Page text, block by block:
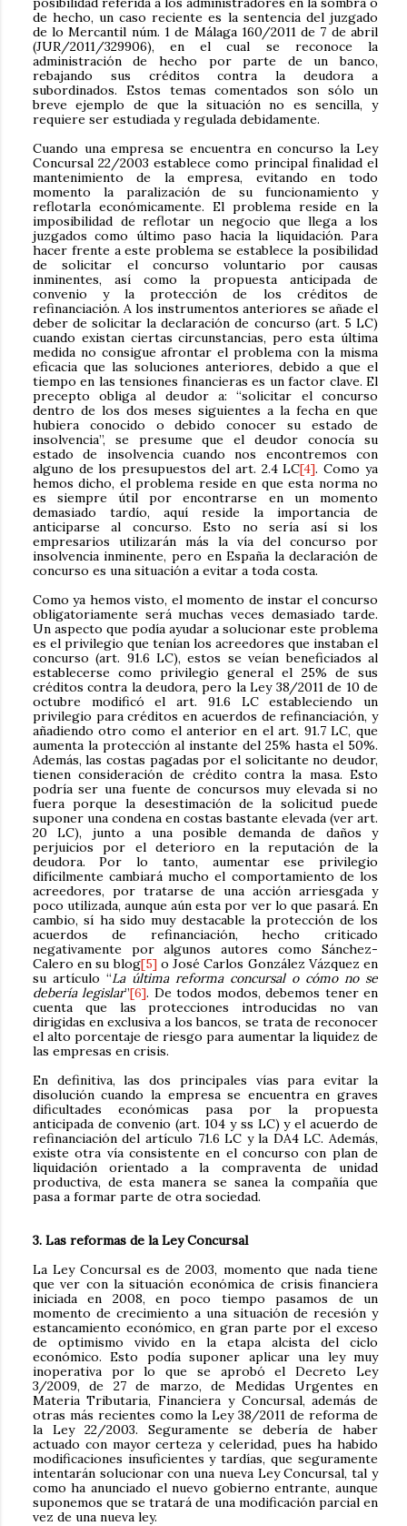
de hecho, un caso reciente es la sentencia del juzgado
de lo Mercantil núm. 1 de Málaga 160/2011 de 7 de abril
(JUR/2011/329906), en el cual se reconoce la
administración de hecho por parte de un banco,
rebajando sus créditos contra la deudora a
subordinados. Estos temas comentados son sólo un
breve ejemplo de que la situación no es sencilla, y
requiere ser estudiada y regulada debidamente.
Cuando una empresa se encuentra en concurso la Ley
Concursal 22/2003 establece como principal finalidad el
mantenimiento de la empresa, evitando en todo
momento la paralización de su funcionamiento y
reflotarla económicamente. El problema reside en la
imposibilidad de reflotar un negocio que llega a los
juzgados como último paso hacia la liquidación. Para
hacer frente a este problema se establece la posibilidad
de solicitar el concurso voluntario por causas
inminentes, así como la propuesta anticipada de
convenio y la protección de los créditos de
refinanciación. A los instrumentos anteriores se añade el
deber de solicitar la declaración de concurso (art. 5 LC)
cuando existan ciertas circunstancias, pero esta última
medida no consigue afrontar el problema con la misma
eficacia que las soluciones anteriores, debido a que el
tiempo en las tensiones financieras es un factor clave. El
precepto obliga al deudor a: “solicitar el concurso
dentro de los dos meses siguientes a la fecha en que
hubiera conocido o debido conocer su estado de
insolvencia”, se presume que el deudor conocía su
estado de insolvencia cuando nos encontremos con
alguno de los presupuestos del art. 2.4 LC[4]. Como ya
hemos dicho, el problema reside en que esta norma no
es siempre útil por encontrarse en un momento
demasiado tardío, aquí reside la importancia de
anticiparse al concurso. Esto no sería así si los
empresarios utilizarán más la vía del concurso por
insolvencia inminente, pero en España la declaración de
concurso es una situación a evitar a toda costa.
Como ya hemos visto, el momento de instar el concurso
obligatoriamente será muchas veces demasiado tarde.
Un aspecto que podía ayudar a solucionar este problema
es el privilegio que tenían los acreedores que instaban el
concurso (art. 91.6 LC), estos se veían beneficiados al
establecerse como privilegio general el 25% de sus
créditos contra la deudora, pero la Ley 38/2011 de 10 de
octubre modificó el art. 91.6 LC estableciendo un
privilegio para créditos en acuerdos de refinanciación, y
añadiendo otro como el anterior en el art. 91.7 LC, que
aumenta la protección al instante del 25% hasta el 50%.
Además, las costas pagadas por el solicitante no deudor,
tienen consideración de crédito contra la masa. Esto
podría ser una fuente de concursos muy elevada si no
fuera porque la desestimación de la solicitud puede
suponer una condena en costas bastante elevada (ver art.
20 LC), junto a una posible demanda de daños y
perjuicios por el deterioro en la reputación de la
deudora. Por lo tanto, aumentar ese privilegio
difícilmente cambiará mucho el comportamiento de los
acreedores, por tratarse de una acción arriesgada y
poco utilizada, aunque aún esta por ver lo que pasará. En
cambio, sí ha sido muy destacable la protección de los
acuerdos de refinanciación, hecho criticado
negativamente por algunos autores como Sánchez-
Calero en su blog[5]o José Carlos González Vázquez en
su artículo “La última reforma concursal o cómo no se
debería legislar”[6]. De todos modos, debemos tener en
cuenta que las protecciones introducidas no van
dirigidas en exclusiva a los bancos, se trata de reconocer
el alto porcentaje de riesgo para aumentar la liquidez de
las empresas en crisis.
En definitiva, las dos principales vías para evitar la
disolución cuando la empresa se encuentra en graves
dificultades económicas pasa por la propuesta
anticipada de convenio (art. 104 y ss LC) y el acuerdo de
refinanciación del artículo 71.6 LC y la DA4 LC. Además,
existe otra vía consistente en el concurso con plan de
liquidación orientado a la compraventa de unidad
productiva, de esta manera se sanea la compañía que
pasa a formar parte de otra sociedad.
3. Las reformas de la Ley Concursal
La Ley Concursal es de 2003, momento que nada tiene
que ver con la situación económica de crisis financiera
iniciada en 2008, en poco tiempo pasamos de un
momento de crecimiento a una situación de recesión y
estancamiento económico, en gran parte por el exceso
de optimismo vivido en la etapa alcista del ciclo
económico. Esto podía suponer aplicar una ley muy
inoperativa por lo que se aprobó el Decreto Ley
3/2009, de 27 de marzo, de Medidas Urgentes en
Materia Tributaria, Financiera y Concursal, además de
otras más recientes como la Ley 38/2011 de reforma de
la Ley 22/2003. Seguramente se debería de haber
actuado con mayor certeza y celeridad, pues ha habido
modificaciones insuficientes y tardías, que seguramente
intentarán solucionar con una nueva Ley Concursal, tal y
como ha anunciado el nuevo gobierno entrante, aunque
suponemos que se tratará de una modificación parcial en
vez de una nueva ley.